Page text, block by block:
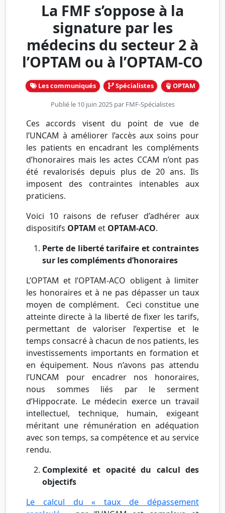
La FMF s’oppose à la
signature par les
médecins du secteur 2 à
l’OPTAM ou à l’OPTAM-CO
Les communiqués Spécialistes OPTAM
Publié le 10 juin 2025 par FMF-Spécialistes
Ces accords visent du point de vue de
l’UNCAM à améliorer l’accès aux soins pour
les patients en encadrant les compléments
d’honoraires mais les actes CCAM n’ont pas
été revalorisés depuis plus de 20 ans. Ils
imposent des contraintes intenables aux
praticiens.
Voici 10 raisons de refuser d’adhérer aux
dispositifs OPTAM et OPTAM-ACO.
Perte de liberté tarifaire et contraintes
sur les compléments d’honoraires
L’OPTAM et l’OPTAM-ACO obligent à limiter
les honoraires et à ne pas dépasser un taux
moyen de complément. Ceci constitue une
atteinte directe à la liberté de fixer les tarifs,
permettant de valoriser l’expertise et le
temps consacré à chacun de nos patients, les
investissements importants en formation et
en équipement. Nous n’avons pas attendu
l’UNCAM pour encadrer nos honoraires,
nous sommes liés par le serment
d’Hippocrate. Le médecin exerce un travail
intellectuel, technique, humain, exigeant
méritant une rémunération en adéquation
avec son temps, sa compétence et au service
rendu.
Complexité et opacité du calcul des
objectifs
Le calcul du « taux de dépassement